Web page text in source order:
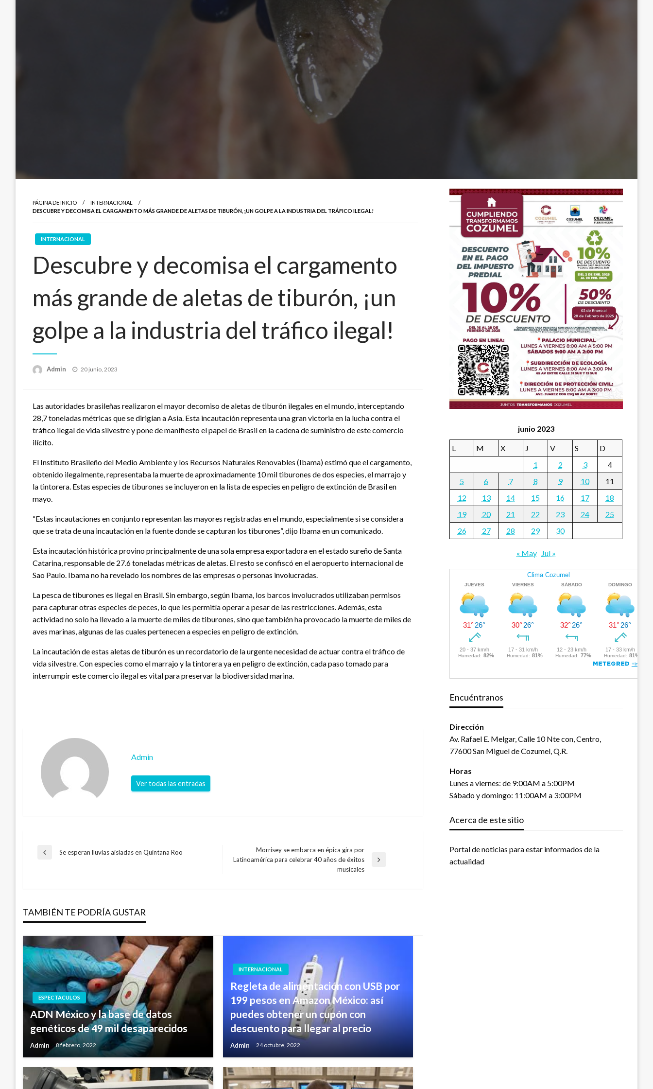
PÁGINA DE INICIO
INTERNACIONAL
DESCUBRE Y DECOMISA EL CARGAMENTO MÁS GRANDE DE ALETAS DE TIBURÓN, ¡UN GOLPE A LA INDUSTRIA DEL TRÁFICO ILEGAL!
INTERNACIONAL
Descubre y decomisa el cargamento
más grande de aletas de tiburón, ¡un
golpe a la industria del tráfico ilegal!
Admin
Publicado
20 junio, 2023
Las autoridades brasileñas realizaron el mayor decomiso de aletas de tiburón ilegales en el mundo, interceptando
28,7 toneladas métricas que se dirigían a Asia. Esta incautación representa una gran victoria en la lucha contra el
tráfico ilegal de vida silvestre y pone de manifiesto el papel de Brasil en la cadena de suministro de este comercio
ilícito.
El Instituto Brasileño del Medio Ambiente y los Recursos Naturales Renovables (Ibama) estimó que el cargamento,
obtenido ilegalmente, representaba la muerte de aproximadamente 10 mil tiburones de dos especies, el marrajo y
la tintorera. Estas especies de tiburones se incluyeron en la lista de especies en peligro de extinción de Brasil en
mayo.
“Estas incautaciones en conjunto representan las mayores registradas en el mundo, especialmente si se considera
que se trata de una incautación en la fuente donde se capturan los tiburones”, dijo Ibama en un comunicado.
Esta incautación histórica provino principalmente de una sola empresa exportadora en el estado sureño de Santa
Catarina, responsable de 27.6 toneladas métricas de aletas. El resto se confiscó en el aeropuerto internacional de
Sao Paulo. Ibama no ha revelado los nombres de las empresas o personas involucradas.
La pesca de tiburones es ilegal en Brasil. Sin embargo, según Ibama, los barcos involucrados utilizaban permisos
para capturar otras especies de peces, lo que les permitía operar a pesar de las restricciones. Además, esta
actividad no solo ha llevado a la muerte de miles de tiburones, sino que también ha provocado la muerte de miles de
aves marinas, algunas de las cuales pertenecen a especies en peligro de extinción.
La incautación de estas aletas de tiburón es un recordatorio de la urgente necesidad de actuar contra el tráfico de
vida silvestre. Con especies como el marrajo y la tintorera ya en peligro de extinción, cada paso tomado para
interrumpir este comercio ilegal es vital para preservar la biodiversidad marina.
Admin
Ver todas las entradas
Navegación
entradas
Entrada
Se esperan lluvias aisladas en Quintana Roo
Entrada
Morrisey se embarca en épica gira por
Latinoamérica para celebrar 40 años de éxitos
musicales
TAMBIÉN TE PODRÍA GUSTAR
ESPECTACULOS
ADN México y la base de datos
genéticos de 49 mil desaparecidos
Admin 8 febrero, 2022
INTERNACIONAL
Regleta de alimentación con USB por
199 pesos en Amazon México: así
puedes obtener un cupón con
descuento para llegar al precio
Admin 24 octubre, 2022
junio 2023
L M X J V S
D
1
2 3
4
5
6 7 8 9 10
11
12
13 14 15 16 17
18
19
20 21 22 23 24
25
26
27 28 29 30
« May Jul »
Encuéntranos
Dirección
Av. Rafael E. Melgar, Calle 10 Nte con, Centro,
77600 San Miguel de Cozumel, Q.R.
Horas
Lunes a viernes: de 9:00AM a 5:00PM
Sábado y domingo: 11:00AM a 3:00PM
Acerca de este sitio
Portal de noticias para estar informados de la
actualidad